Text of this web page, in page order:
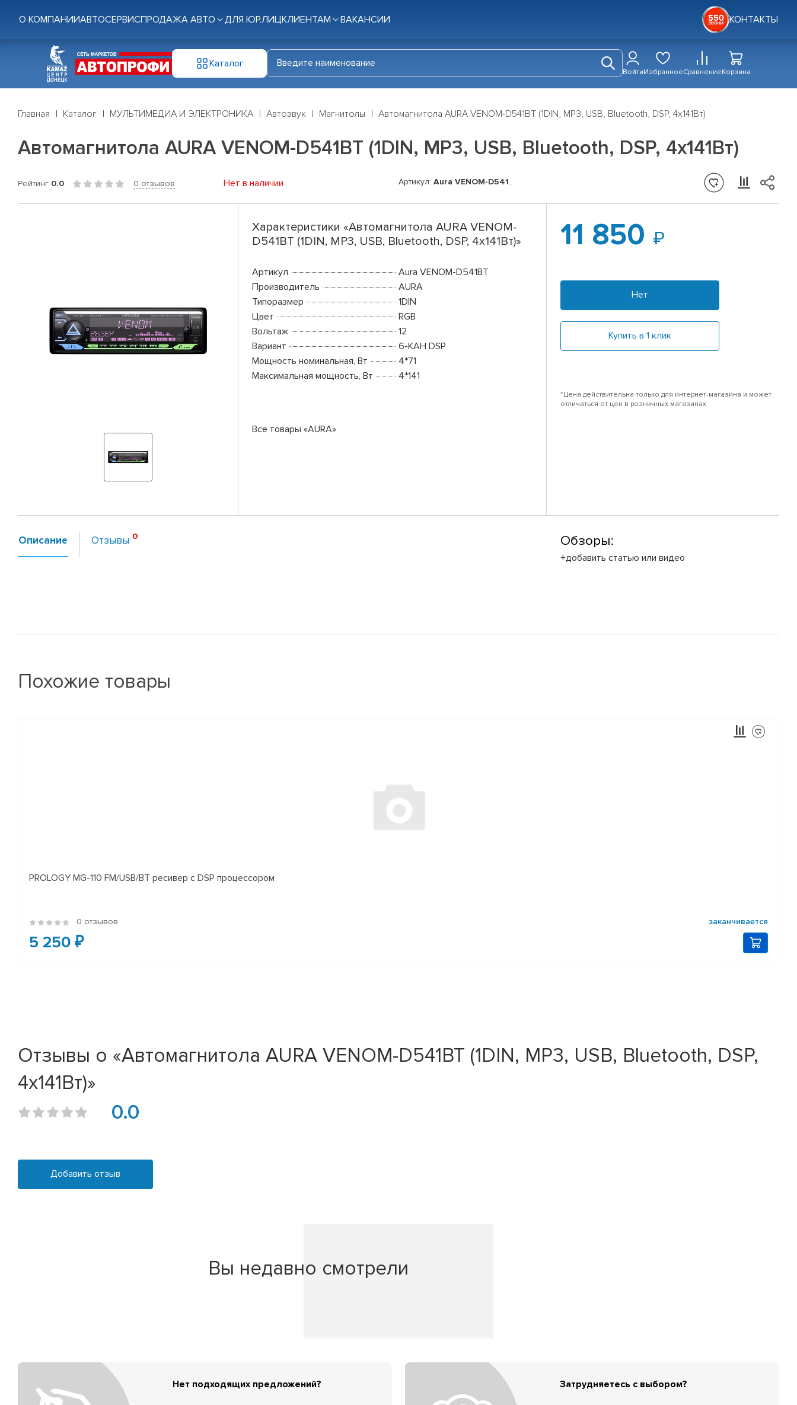
О КОМПАНИИАВТОСЕРВИСПРОДАЖА АВТО ДЛЯ ЮР.ЛИЦКЛИЕНТАМ ВАКАНСИИ КОНТАКТЫ
Каталог
ВойтиИзбранноеСравнениеКорзина
Главная Каталог МУЛЬТИМЕДИА И ЭЛЕКТРОНИКА Автозвук Магнитолы Автомагнитола AURA VENOM-D541BT (1DIN, MP3, USB, Bluetooth, DSP, 4x141Вт)
Автомагнитола AURA VENOM-D541BT (1DIN, MP3, USB, Bluetooth, DSP, 4x141Вт)
Рейтинг 0.0 0 отзывов Нет в наличии Артикул: Aura VENOM-D541BT
Характеристики «Автомагнитола AURA VENOM-
D541BT (1DIN, MP3, USB, Bluetooth, DSP, 4x141Вт)»
Артикул
Aura VENOM-D541BT
Производитель
AURA
Типоразмер
1DIN
Цвет
RGB
Вольтаж
12
Вариант
6-КАН DSP
Мощность номинальная, Вт
4*71
Максимальная мощность, Вт
4*141
Все товары «AURA»
11 850
Нет
Купить в 1 клик
*Цена действительна только для интернет-магазина и может
отличаться от цен в розничных магазинах
Описание Отзывы Обзоры:
+добавить статью или видео
Похожие товары
PROLOGY MG-110 FM/USB/BT ресивер с DSP процессором
0 отзывов заканчивается
5 250 ₽
Отзывы о «Автомагнитола AURA VENOM-D541BT (1DIN, MP3, USB, Bluetooth, DSP,
4x141Вт)»
0.0
Добавить отзыв
Вы недавно смотрели
Нет подходящих предложений? Затрудняетесь с выбором?